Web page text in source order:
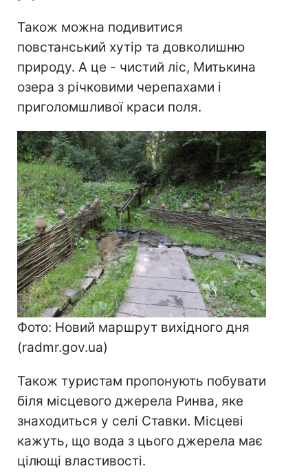
Також можна подивитися
повстанський хутір та довколишню
природу. А це - чистий ліс, Митькина
озера з річковими черепахами і
приголомшливої ​​краси поля.
Фото: Новий маршрут вихідного дня
(radmr.gov.ua)
Також туристам пропонують побувати
біля місцевого джерела Ринва, яке
знаходиться у селі Ставки. Місцеві
кажуть, що вода з цього джерела має
цілющі властивості.